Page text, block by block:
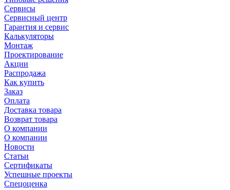
Сервисы
Сервисный центр
Гарантия и сервис
Калькуляторы
Монтаж
Проектирование
Акции
Распродажа
Как купить
Заказ
Оплата
Доставка товара
Возврат товара
О компании
О компании
Новости
Статьи
Сертификаты
Успешные проекты
Спецоценка